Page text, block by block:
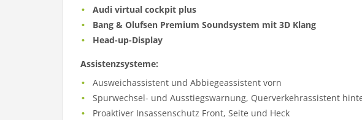
Audi virtual cockpit plus
Bang & Olufsen Premium Soundsystem mit 3D Klang
Head-up-Display
Assistenzsysteme:
Ausweichassistent und Abbiegeassistent vorn
Spurwechsel- und Ausstiegswarnung, Querverkehrassistent
Proaktiver Insassenschutz Front, Seite und Heck